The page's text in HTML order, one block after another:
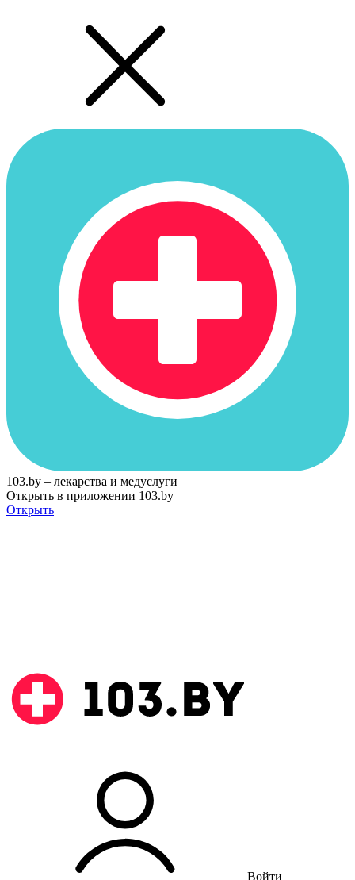
103.by – лекарства и медуслуги
Открыть в приложении 103.by
Открыть
Войти